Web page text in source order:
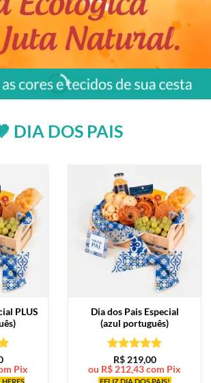
DIA DOS PAIS
PLUS
5
Pix
Dia dos Pais Especial
(azul português)
Avaliação5
de 5
R$219,00
ou R$212,43com Pix
FELIZ DIA DOS PAIS!